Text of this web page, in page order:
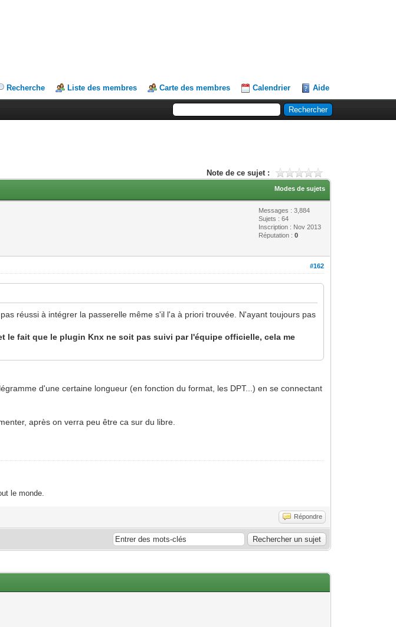
Recherche Liste des membres Carte des membres Calendrier Aide
Note de ce sujet :
Modes de sujets
Messages : 3,884
Sujets : 64
Inscription : Nov 2013
Réputation :0
#162
réussi à intégrer la passerelle même s'il l'a à priori trouvée. N'ayant toujours pas
le fait que le plugin Knx ne soit pas suivi par l'équipe officielle, cela me
d'une certaine longueur (en fonction du format, les DPT...) en se connectant
après on verra peu être ca sur du libre.
le monde.
Répondre